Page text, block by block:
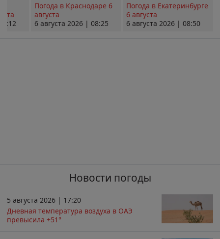
Погода в Краснодаре 6
августа
6 августа 2026 | 08:25
Погода в Екатеринбурге
6 августа
6 августа 2026 | 08:50
Новости погоды
5 августа 2026 | 17:20
Дневная температура воздуха в ОАЭ
превысила +51°